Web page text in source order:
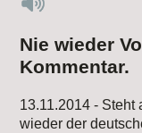
Nie wieder
Kommentar.
13.11.2014 - Steht
wieder der